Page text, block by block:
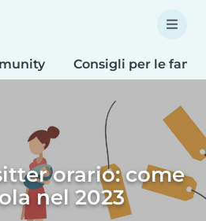
Consigli per le
orario: come
nel 2023